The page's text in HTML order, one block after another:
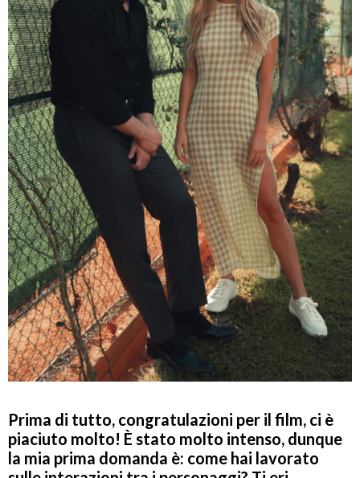
Prima di tutto, congratulazioni per il film, ci è
piaciuto molto! È stato molto intenso, dunque
la mia prima domanda è: come hai lavorato